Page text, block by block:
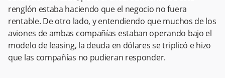
renglón estaba haciendo que el negocio no fuera
rentable. De otro lado, y entendiendo que muchos de los
aviones de ambas compañías estaban operando bajo el
modelo de leasing, la deuda en dólares se triplicó e hizo
que las compañías no pudieran responder.